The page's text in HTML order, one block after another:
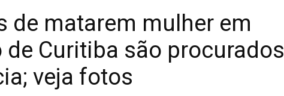
de matarem mulher em
Curitiba são procurados
veja fotos